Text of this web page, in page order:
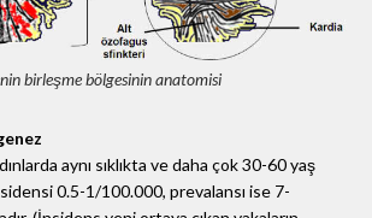
birleşme bölgesinin anatomisi
aynı sıklıkta ve daha çok 30-60 yaş
0.5-1/100.000, prevalansı ise 7-